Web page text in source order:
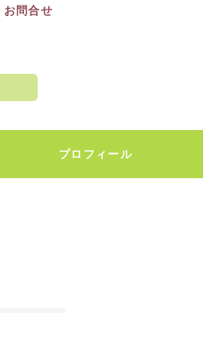
お問合せ
プロフィール